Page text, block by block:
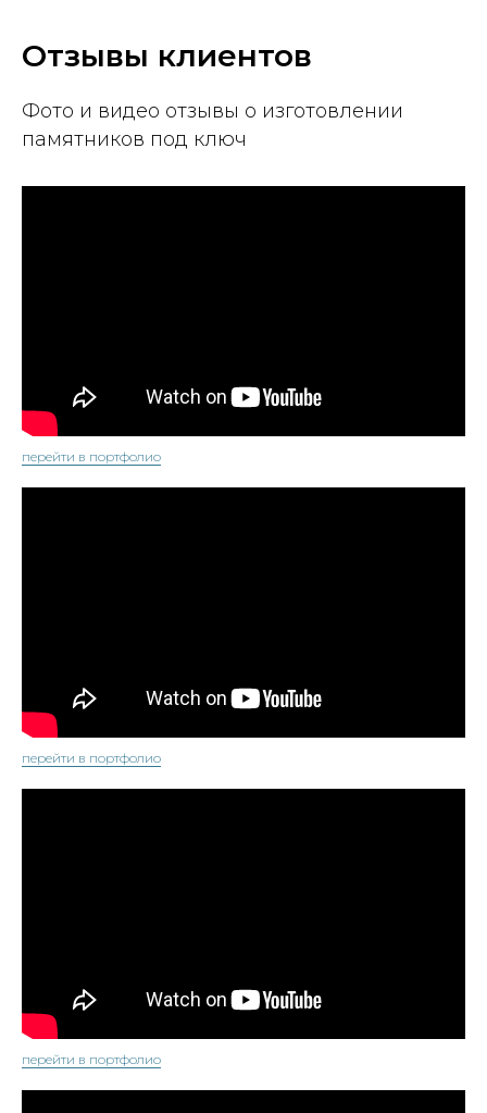
Отзывы клиентов
Фото и видео отзывы о изготовлении
памятников под ключ
перейти в портфолио
перейти в портфолио
перейти в портфолио